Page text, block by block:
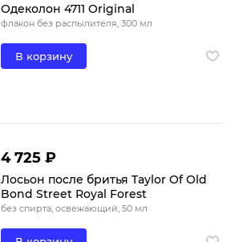
Одеколон 4711 Original
флакон без распылителя, 300 мл
В корзину
4 725 ₽
Лосьон после бритья Taylor Of Old
Bond Street Royal Forest
без спирта, освежающий, 50 мл